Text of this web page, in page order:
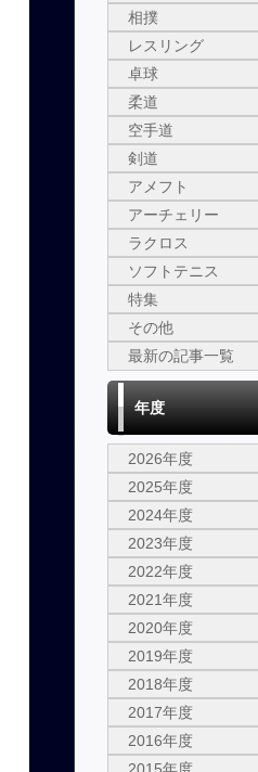
相撲
レスリング
卓球
柔道
空手道
剣道
アメフト
アーチェリー
ラクロス
ソフトテニス
特集
その他
最新の記事一覧
年度
2026年度
2025年度
2024年度
2023年度
2022年度
2021年度
2020年度
2019年度
2018年度
2017年度
2016年度